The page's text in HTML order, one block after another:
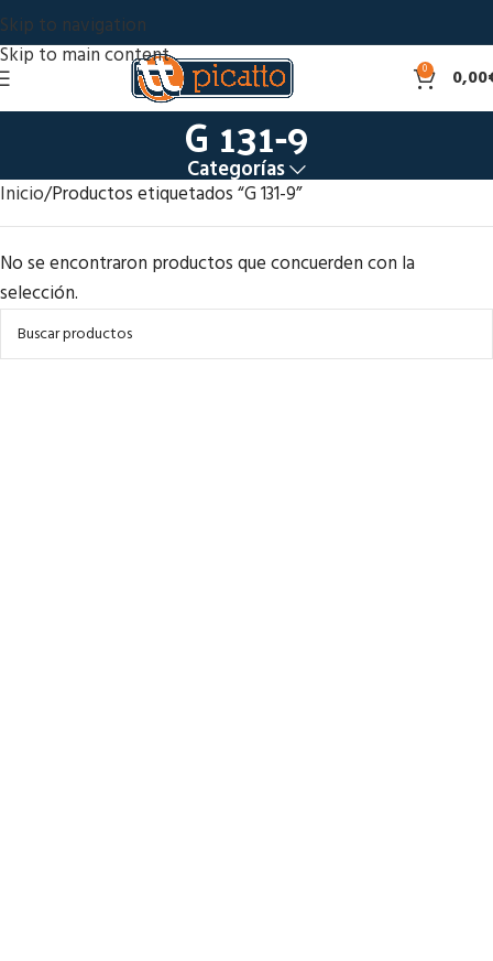
Skip to navigation
Skip to main content
0 0,00
G 131-9
Categorías
Inicio Productos etiquetados “G 131-9”
No se encontraron productos que concuerden con la
selección.